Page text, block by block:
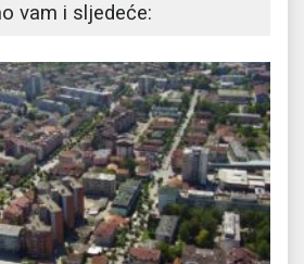
vam i sljedeće: